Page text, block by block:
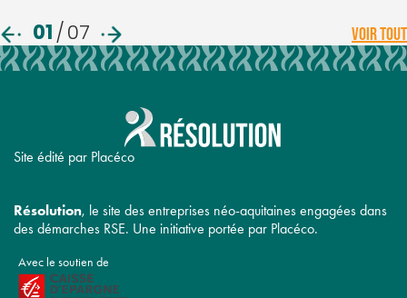
01/07 VOIR TOUT
Site édité par Placéco
Résolution, le site des entreprises néo-aquitaines engagées dans
des démarches RSE. Une initiative portée par Placéco.
Avec le soutien de